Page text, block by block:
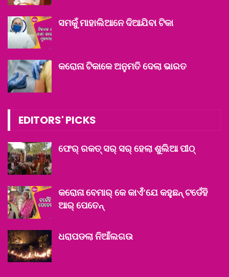
ସମକୁଁ ମାହାଲିଆନେ ଦିଆଯିବା ଟିକା
କରୋନା ଟିକାକେ ଅନୁମତି ଦେଲା ଭାରତ
EDITORS' PICKS
ଫେର୍ ରକତ୍ ସର୍ ସର୍ ହେଲା ଶୁଲିଆ ପୀଠ୍
କରୋନା ବେମାର୍ କେ କାଏଁ’ଯେ କହୁଛନ୍ ଟଡେଁହି
ଆର୍ ପେତେନ୍‌
ଧରାପଡଲା ନିଆଁଲଗଉ